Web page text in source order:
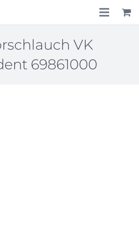
VK
69861000